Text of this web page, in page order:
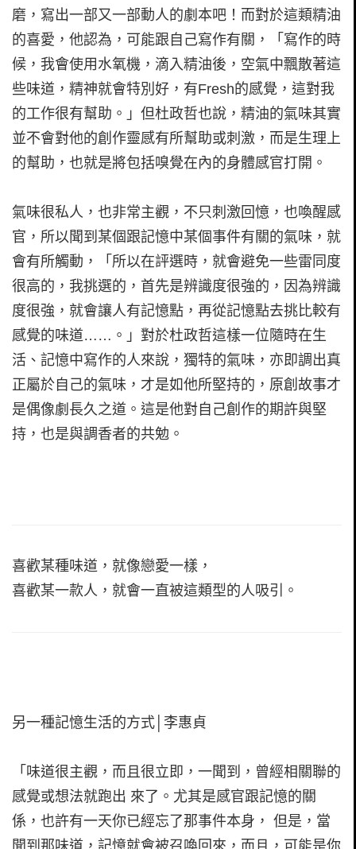
磨，寫出一部又一部動人的劇本吧！而對於這類精油
的喜愛，他認為，可能跟自己寫作有關，「寫作的時
候，我會使用水氧機，滴入精油後，空氣中飄散著這
些味道，精神就會特別好，有Fresh的感覺，這對我
的工作很有幫助。」但杜政哲也說，精油的氣味其實
並不會對他的創作靈感有所幫助或刺激，而是生理上
的幫助，也就是將包括嗅覺在內的身體感官打開。
氣味很私人，也非常主觀，不只刺激回憶，也喚醒感
官，所以聞到某個跟記憶中某個事件有關的氣味，就
會有所觸動，「所以在評選時，就會避免一些雷同度
很高的，我挑選的，首先是辨識度很強的，因為辨識
度很強，就會讓人有記憶點，再從記憶點去挑比較有
感覺的味道……。」對於杜政哲這樣一位隨時在生
活、記憶中寫作的人來說，獨特的氣味，亦即調出真
正屬於自己的氣味，才是如他所堅持的，原創故事才
是偶像劇長久之道。這是他對自己創作的期許與堅
持，也是與調香者的共勉。
喜歡某種味道，就像戀愛一樣，
喜歡某一款人，就會一直被這類型的人吸引。
另一種記憶生活的方式│李惠貞
「味道很主觀，而且很立即，一聞到，曾經相關聯的
感覺或想法就跑出 來了。尤其是感官跟記憶的關
係，也許有一天你已經忘了那事件本身， 但是，當